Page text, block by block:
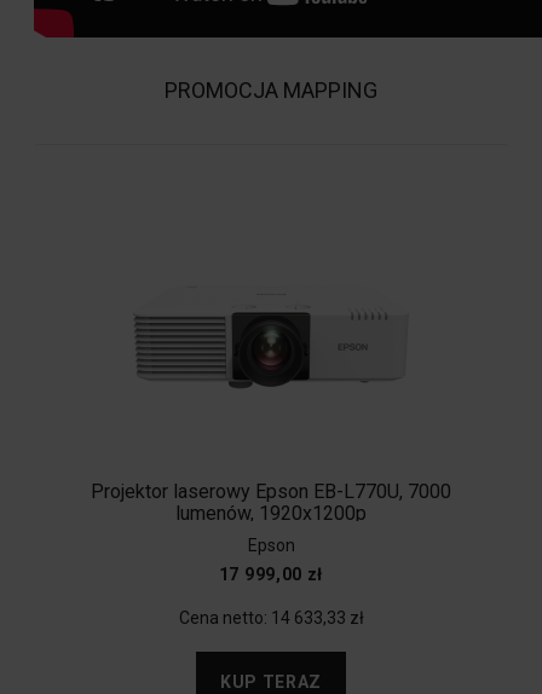
PROMOCJA MAPPING
Projektor laserowy Epson EB-L770U, 7000
lumenów, 1920x1200p
Epson
17 999,00 zł
Cena netto: 14 633,33 zł
KUP TERAZ